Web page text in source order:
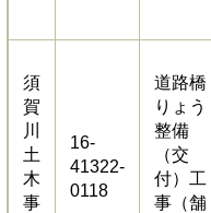
須
賀
川
土
木
事
16-
41322-
0118
道路橋
りょう
整備
（交
付）工
事（舗